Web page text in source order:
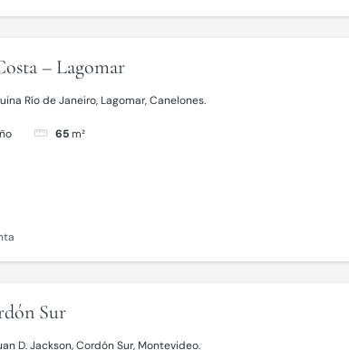
– Lagomar
Río de Janeiro, Lagomar, Canelones.
65m²
Sur
D. Jackson, Cordón Sur, Montevideo.